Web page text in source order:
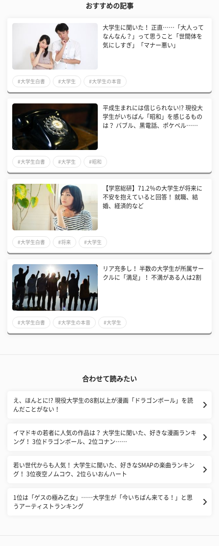
おすすめの記事
大学生に聞いた！ 正直……「大人って
なんなん？」って思うこと「世間体を
気にしすぎ」「マナー悪い」
#大学生白書 #大学生 #大学生の本音
平成生まれには信じられない!? 現役大
学生がいちばん「昭和」を感じるもの
は？ バブル、黒電話、ポケベル……
#大学生白書 #大学生 #昭和
【学窓総研】71.2％の大学生が将来に
不安を抱えていると回答！ 就職、結
婚、経済的など
#大学生白書 #将来 #大学生
リア充多し！ 半数の大学生が所属サー
クルに「満足」！ 不満がある人は2割
#大学生白書 #大学生の本音 #大学生
合わせて読みたい
え、ほんとに!? 現役大学生の8割以上が漫画「ドラゴンボール」を読
んだことがない！
イマドキの若者に人気の作品は？ 大学生に聞いた、好きな漫画ランキ
ング！ 3位ドラゴンボール、2位コナン……
若い世代からも人気！ 大学生に聞いた、好きなSMAPの楽曲ランキン
グ！ 3位夜空ノムコウ、2位らいおんハート
1位は「ゲスの極み乙女」……大学生が「今いちばん来てる！」と思
うアーティストランキング